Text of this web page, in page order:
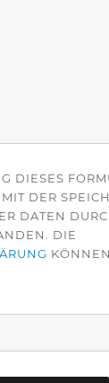
DIESES
DER
DATEN
DIE